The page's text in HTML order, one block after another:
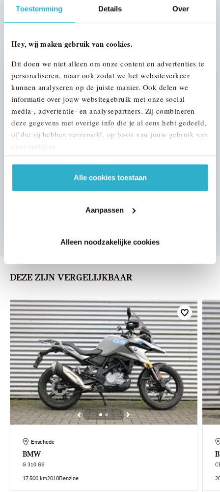
Toestemming Details Over
Hey, wij maken gebruik van cookies.
Dit doen we niet alleen om onze content en advertenties te
personaliseren, maar ook zodat we het websiteverkeer
kunnen analyseren op de juiste manier. Ook delen we
informatie over jouw websitegebruik met onze social
media-, advertentie- en analysepartners. Zij combineren
deze gegevens met overige info die je al eens hebt gedeeld,
of die zij hebben verzameld, op basis van jouw gebruik van
deze services.
Alle cookies toestaan
Aanpassen
Alleen noodzakelijke cookies
Stap 1 van 3
UW MOTOR INRUILEN?
VOORSTEL AANVRAGEN
U vertelt meer over uw auto
DEZE ZIJN VERGELIJKBAAR
Enschede
BMW
G 310 GS
17.500 km2018Benzine